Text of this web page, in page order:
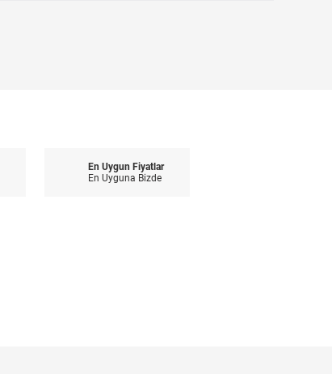
En Uygun Fiyatlar
En Uyguna Bizde